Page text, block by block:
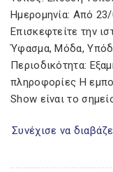
Ημερομηνία: Από
Επισκεφτείτε την
Ύφασμα, Μόδα,
Περιοδικότητα:
πληροφορίες Η
Show είναι το
Συνέχισε να